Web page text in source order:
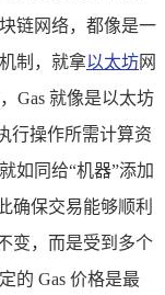
链网络，都像是一
制，就拿以太坊网
Gas 就像是以太坊
行操作所需计算资
如同给“机器”添加
确保交易能够顺利
变，而是受到多个
的 Gas 价格是最